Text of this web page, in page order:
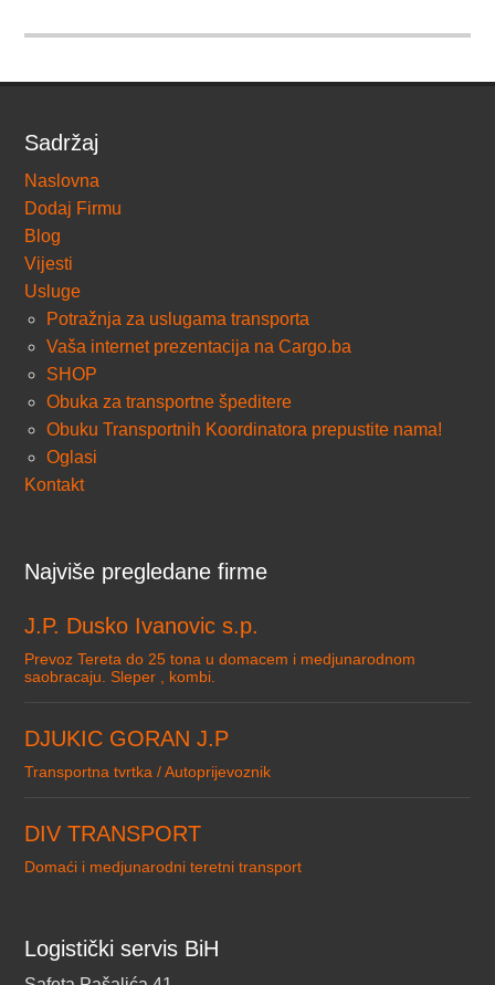
Sadržaj
Naslovna
Dodaj Firmu
Blog
Vijesti
Usluge
Potražnja za uslugama transporta
Vaša internet prezentacija na Cargo.ba
SHOP
Obuka za transportne špeditere
Obuku Transportnih Koordinatora prepustite nama!
Oglasi
Kontakt
Najviše pregledane firme
J.P. Dusko Ivanovic s.p.
Prevoz Tereta do 25 tona u domacem i medjunarodnom
saobracaju. Sleper , kombi.
DJUKIC GORAN J.P
Transportna tvrtka / Autoprijevoznik
DIV TRANSPORT
Domaći i medjunarodni teretni transport
Logistički servis BiH